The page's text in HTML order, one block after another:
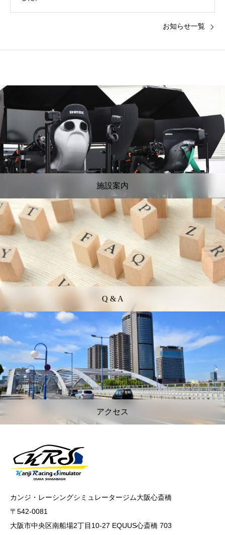
お知らせ一覧
施設案内
Q & A
アクセス
カンジ・レーシングシミュレータージム大阪心斎橋
〒542-0081
大阪市中央区南船場2丁目10-27 EQUUS心斎橋 703